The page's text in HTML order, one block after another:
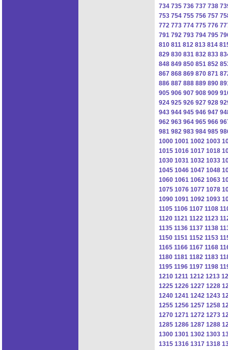
734 735 736 737 738
753 754 755 756 757
772 773 774 775 776
791 792 793 794 795
810 811 812 813 814
829 830 831 832 833
848 849 850 851 852
867 868 869 870 871
886 887 888 889 890
905 906 907 908 909
924 925 926 927 928
943 944 945 946 947
962 963 964 965 966
981 982 983 984 985
1000 1001 1002 1003
1015 1016 1017 1018
1030 1031 1032 1033
1045 1046 1047 1048
1060 1061 1062 1063
1075 1076 1077 1078
1090 1091 1092 1093
1105 1106 1107 1108
1120 1121 1122 1123
1135 1136 1137 1138
1150 1151 1152 1153
1165 1166 1167 1168
1180 1181 1182 1183
1195 1196 1197 1198
1210 1211 1212 1213
1225 1226 1227 1228
1240 1241 1242 1243
1255 1256 1257 1258
1270 1271 1272 1273
1285 1286 1287 1288
1300 1301 1302 1303
1315 1316 1317 1318